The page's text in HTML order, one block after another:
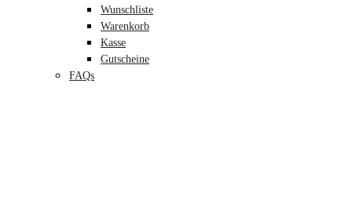
Wunschliste
Warenkorb
Kasse
Gutscheine
FAQs